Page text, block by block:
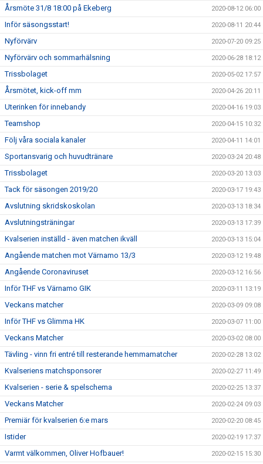
Årsmöte 31/8 18:00 på Ekeberg 2020-08-12 06:00
Inför säsongsstart! 2020-08-11 20:44
Nyförvärv 2020-07-20 09:25
Nyförvärv och sommarhälsning 2020-06-28 18:12
Trissbolaget 2020-05-02 17:57
Årsmötet, kick-off mm 2020-04-26 20:11
Uterinken för innebandy 2020-04-16 19:03
Teamshop 2020-04-15 10:32
Följ våra sociala kanaler 2020-04-11 14:01
Sportansvarig och huvudtränare 2020-03-24 20:48
Trissbolaget 2020-03-20 13:03
Tack för säsongen 2019/20 2020-03-17 19:43
Avslutning skridskoskolan 2020-03-13 18:34
Avslutningsträningar 2020-03-13 17:39
Kvalserien inställd - även matchen ikväll 2020-03-13 15:04
Angående matchen mot Värnamo 13/3 2020-03-12 19:48
Angående Coronaviruset 2020-03-12 16:56
Inför THF vs Värnamo GIK 2020-03-11 13:19
Veckans matcher 2020-03-09 09:08
Inför THF vs Glimma HK 2020-03-07 11:00
Veckans Matcher 2020-03-02 08:00
Tävling - vinn fri entré till resterande hemmamatcher 2020-02-28 13:02
Kvalseriens matchsponsorer 2020-02-27 11:49
Kvalserien - serie & spelschema 2020-02-25 13:37
Veckans Matcher 2020-02-24 09:03
Premiär för kvalserien 6:e mars 2020-02-20 08:45
Istider 2020-02-19 17:37
Varmt välkommen, Oliver Hofbauer! 2020-02-15 15:30